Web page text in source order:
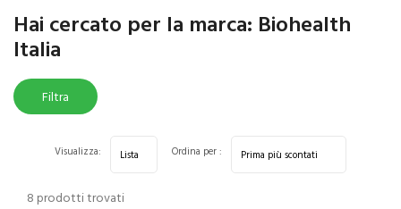
Home Marche parafarmaci Biohealth Italia
Hai cercato per la marca: Biohealth
Italia
Filtra
8 prodotti trovati
Visualizza: Ordina per :